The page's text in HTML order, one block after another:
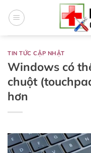
qua
TIN TỨC CẬP NHẬT
Windows có
chuột
hơn